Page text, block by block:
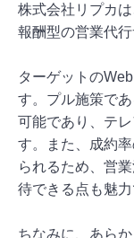
株式会社リプカ
報酬型の営業代
ターゲットの
す。プル施策で
可能であり、テ
す。また、成約
られるため、営
待できる点も魅力
ちなみに、あら